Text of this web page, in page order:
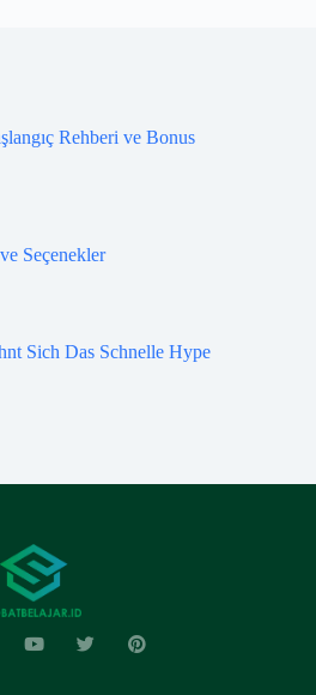
Rehberi ve Bonus
Seçenekler
Sich Das Schnelle Hype